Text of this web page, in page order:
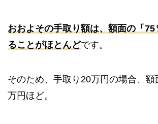
おおよその手取り額は、額面の「75
ることがほとんどです。
そのため、手取り20万円の場合、
万円ほど。